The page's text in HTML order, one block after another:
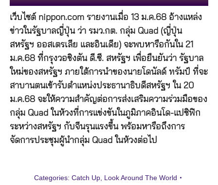
เว็บไซต์ nippon.com รายงานเมื่อ 13 ม.ค.68 อ้างแหล่ง
ข่าวในรัฐบาลญี่ปุ่น ว่า รมว.กต. กลุ่ม Quad (ญี่ปุ่น
สหรัฐฯ ออสเตรเลีย และอินเดีย) จะพบหารือกันใน 21
ม.ค.68 ที่กรุงวอชิงตัน ดี.ซี. สหรัฐฯ เพื่อยืนยันว่า รัฐบาล
ใหม่ของสหรัฐฯ ภายใต้การนำของนายโดนัลด์ ทรัมป์ ที่จะ
สาบานตนเข้ารับตำแหน่งประธานาธิบดีสหรัฐฯ ใน 20
ม.ค.68 จะให้ความสำคัญต่อการส่งเสริมความร่วมมือของ
กลุ่ม Quad ในห้วงที่การแข่งขันในภูมิภาคอินโด-แปซิฟิก
ระหว่างสหรัฐฯ กับจีนรุนแรงขึ้น พร้อมหารือถึงการ
จัดการประชุมผู้นำกลุ่ม Quad ในห้วงต่อไป
Categories: Catch Up, Look Around The World